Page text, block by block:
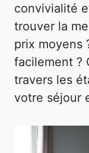
convivialité
trouver la
prix moyens
facilement ?
travers les
votre séjour